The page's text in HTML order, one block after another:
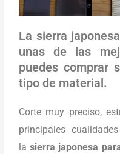
La sierra
unas de las
puedes comprar
tipo de material.
Corte muy preciso,
principales
lasierra japonesa